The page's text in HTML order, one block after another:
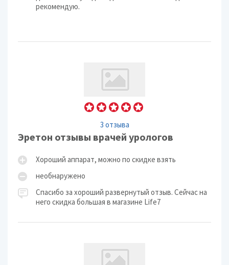
рекомендую.
3 отзыва
Эретон отзывы врачей урологов
Хороший аппарат, можно по скидке взять
необнаружено
Спасибо за хороший развернутый отзыв. Сейчас на
него скидка большая в магазине Life7